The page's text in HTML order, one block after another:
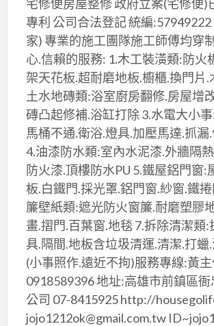
宅修便房屋整修 政府立案(宅修便)
專利 公司合法登記 統編
家) 專業的施工團隊施工師傅均穿
心.信賴的服務: 1.木工裝潢類:防火
架天花板.超耐磨地板.櫥櫃.換門片.
土水地磚類:浴室廚房翻修.房屋增
磚凸起修補.浴缸打除 3.水電大小
馬桶不通.衛浴.燈具.加壓馬達.抓漏
4.油漆防水類:室內水泥漆.外牆隔
防火漆.頂樓防水PU 5.鐵屋鋁門窗:
板.白鐵門.採光罩.鋁門窗.紗窗.鐵
簾壁紙類:遮光防火窗簾.耐磨塑膠
畫.摺門.百葉窗.地毯 7.拆除清潔類:
具.隔間.地板含垃圾清運.清潔.打蠟
(小事照作.遠近不拘)服務專線:黃
0918589396 地址:高雄市前鎮區
公司 07-8415925 http://
jojo1212ok@gmail.com.tw